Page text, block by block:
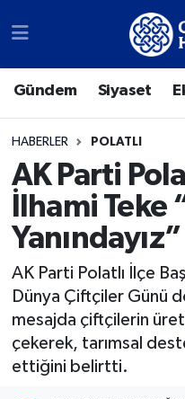
Gündem Siyaset
HABERLER POLATLI
AK Parti
İlhami
Yanındayız”
AK Parti Polatlı İlçe
Dünya Çiftçiler Günü
mesajda çiftçilerin
çekerek, tarımsal
ettiğini belirtti.
Sosyal Medya
Siyaset
Ekonomi
Spor
Kültür Sanat
Türk Dünyası
Ankara Nöbetçi
Ankara Trafik
Süper Lig Puan
Tüm Manşetler
Son Dakika
Haber Arşivi